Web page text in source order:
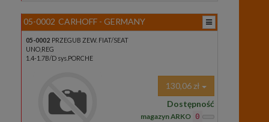
05-0002 CARHOFF - GERMANY
05-0002 PRZEGUB ZEW. FIAT/SEAT
UNO,REG
1.4-1.7B/D sys.PORCHE
130,06 zł
Dostępność
magazyn ARKO 0